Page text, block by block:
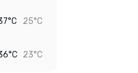
25°C
23°C